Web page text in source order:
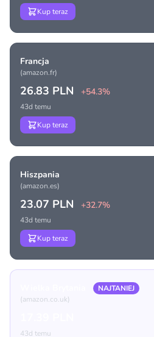
Kup teraz
Francja
(amazon.fr)
26.83 PLN +54.3%
43d temu
Kup teraz
Hiszpania
(amazon.es)
23.07 PLN +32.7%
43d temu
Kup teraz
NAJTANIEJ
(amazon.co.uk)
43d temu